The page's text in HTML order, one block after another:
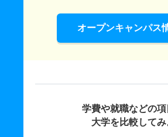
オープンキャンパス
学費や就職などの項
大学を比較してみ